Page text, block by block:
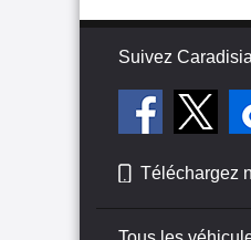
Suivez
Téléchargez